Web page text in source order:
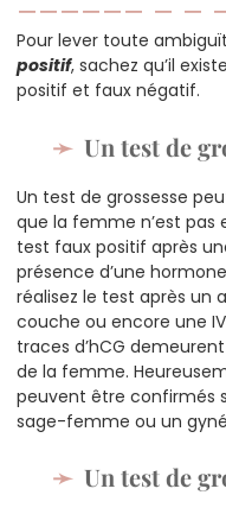
Pour lever toute
positif, sachez qu’il
positif et faux négatif.
Un test de
Un test de grossesse
que la femme n’est pas
test faux positif après
présence d’une
réalisez le test après un
couche ou encore une
traces d’hCG
de la femme.
peuvent être confirmés
sage-femme ou un
Un test de